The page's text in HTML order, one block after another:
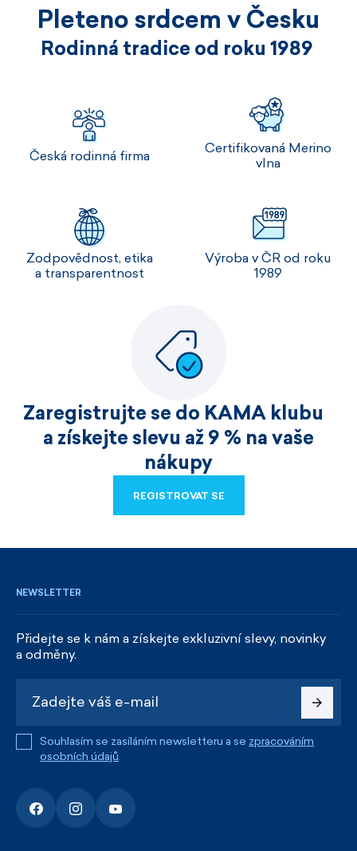
Pleteno srdcem v Česku
Rodinná tradice od roku 1989
Česká rodinná firma
Certifikovaná Merino
vlna
Zodpovědnost, etika
a transparentnost
Výroba v ČR od roku
1989
Zaregistrujte se do KAMA klubu
a získejte slevu až 9 % na vaše
nákupy
REGISTROVAT SE
NEWSLETTER
Přidejte se k nám a získejte exkluzivní slevy, novinky
a odměny.
Souhlasím se zasíláním newsletteru a se zpracováním
osobních údajů.